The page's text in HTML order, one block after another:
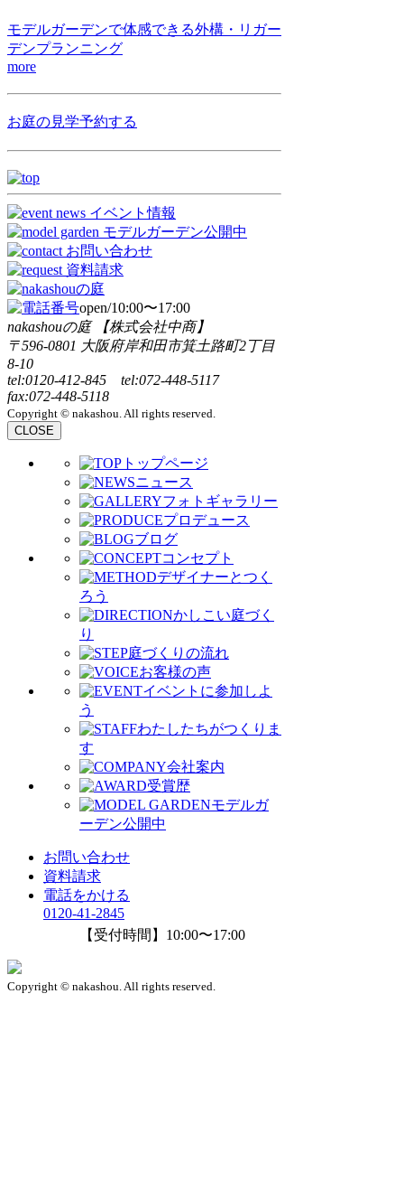
モデルガーデンで体感できる外構・リガー
デンプランニング
more
お庭の見学予約する
open/10:00〜17:00
nakashouの庭 【株式会社中商】
〒596-0801 大阪府岸和田市箕土路町2丁目
8-10
tel:0120-412-845 tel:072-448-5117
fax:072-448-5118
Copyright © nakashou. All rights reserved.
CLOSE
トップページ
ニュース
フォトギャラリー
プロデュース
ブログ
コンセプト
デザイナーとつく
ろう
かしこい庭づく
り
庭づくりの流れ
お客様の声
イベントに参加しよ
う
わたしたちがつくりま
す
会社案内
受賞歴
モデルガ
ーデン公開中
お問い合わせ
資料請求
電話をかける
0120-41-2845
【受付時間】10:00〜17:00
Copyright © nakashou. All rights reserved.